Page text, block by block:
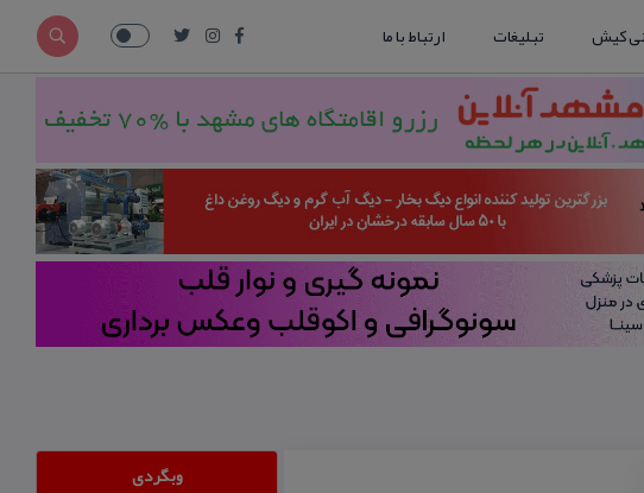
کیش تبلیغات ارتباط با ما
وبگردی